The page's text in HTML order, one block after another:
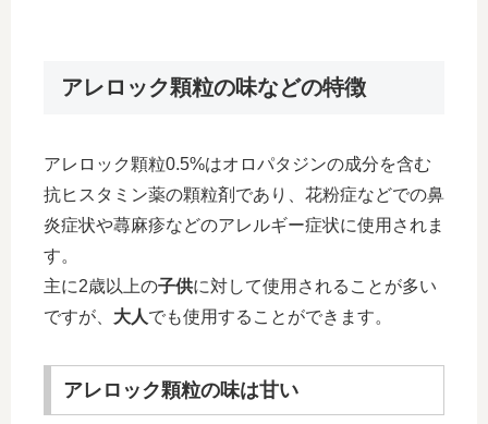
アレロック顆粒の味などの特徴
アレロック顆粒0.5%はオロパタジンの成分を含む
抗ヒスタミン薬の顆粒剤であり、花粉症などでの鼻
炎症状や蕁麻疹などのアレルギー症状に使用されま
す。
主に2歳以上の子供に対して使用されることが多い
ですが、 大人でも使用することができます。
アレロック顆粒の味は甘い